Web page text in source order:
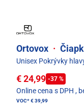
Ortovox ·
Unisex Pokrývky
€ 24,99 -37 %
Online cena s DPH ,
VOC*€ 39,99